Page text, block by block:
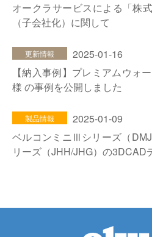
オークラサービスによる「株
（子会社化）に関して
更新情報
2025-01-16
【納入事例】プレミアムウォ
様 の事例を公開しました
製品情報
2025-01-09
ベルコンミニⅢシリーズ（
リーズ（JHH/JHG）の3DCAD